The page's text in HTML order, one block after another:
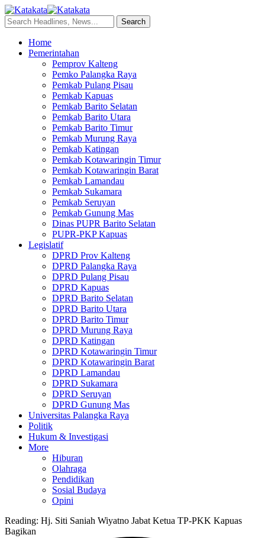
Home
Pemerintahan
Pemprov Kalteng
Pemko Palangka Raya
Pemkab Pulang Pisau
Pemkab Kapuas
Pemkab Barito Selatan
Pemkab Barito Utara
Pemkab Barito Timur
Pemkab Murung Raya
Pemkab Katingan
Pemkab Kotawaringin Timur
Pemkab Kotawaringin Barat
Pemkab Lamandau
Pemkab Sukamara
Pemkab Seruyan
Pemkab Gunung Mas
Dinas PUPR Barito Selatan
PUPR-PKP Kapuas
Legislatif
DPRD Prov Kalteng
DPRD Palangka Raya
DPRD Pulang Pisau
DPRD Kapuas
DPRD Barito Selatan
DPRD Barito Utara
DPRD Barito Timur
DPRD Murung Raya
DPRD Katingan
DPRD Kotawaringin Timur
DPRD Kotawaringin Barat
DPRD Lamandau
DPRD Sukamara
DPRD Seruyan
DPRD Gunung Mas
Universitas Palangka Raya
Politik
Hukum & Investigasi
More
Hiburan
Olahraga
Pendidikan
Sosial Budaya
Opini
Reading: Hj. Siti Saniah Wiyatno Jabat Ketua TP-PKK Kapuas
Bagikan